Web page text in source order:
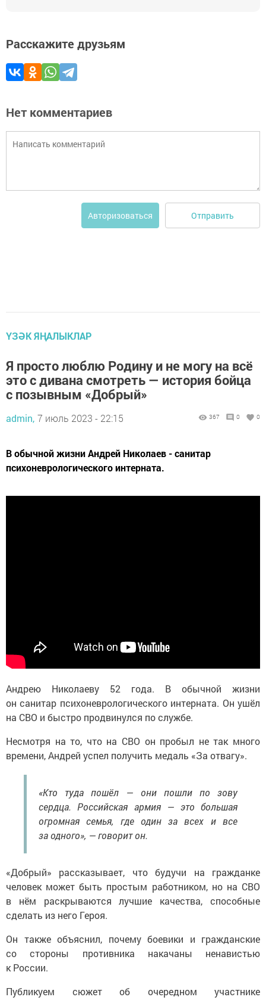
Расскажите друзьям
Нет комментариев
Авторизоваться Отправить
ҮЗӘК ЯҢАЛЫКЛАР
Я просто люблю Родину и не могу на всё
это с дивана смотреть — история бойца
с позывным «Добрый»
admin, 7 июль 2023 - 22:15 367 0 0
В обычной жизни Андрей Николаев - санитар
психоневрологического интерната.
Андрею Николаеву 52 года. В обычной жизни
он санитар психоневрологического интерната. Он ушёл
на СВО и быстро продвинулся по службе.
Несмотря на то, что на СВО он пробыл не так много
времени, Андрей успел получить медаль «За отвагу».
«Кто туда пошёл — они пошли по зову
сердца. Российская армия — это большая
огромная семья, где один за всех и все
за одного», — говорит он.
«Добрый» рассказывает, что будучи на гражданке
человек может быть простым работником, но на СВО
в нём раскрываются лучшие качества, способные
сделать из него Героя.
Он также объяснил, почему боевики и гражданские
со стороны противника накачаны ненавистью
к России.
Публикуем сюжет об очередном участнике